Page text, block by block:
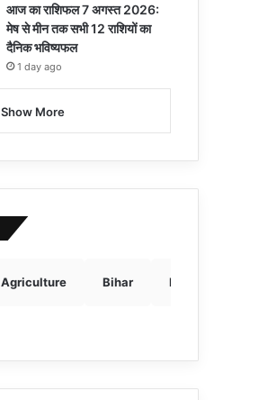
आज का राशिफल 7 अगस्त 2026:
मेष से मीन तक सभी 12 राशियों का
दैनिक भविष्यफल
1 day ago
Show More
Agriculture Bihar Breaking news